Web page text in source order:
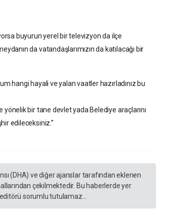
buyurun yerel bir televizyon da ilçe
da vatandaşlarımızın da katılacağı bir
hangi hayali ve yalan vaatler hazırladınız bu
bir tane devlet yada Belediye araçlarını
edileceksiniz.”
(DHA) ve diğer ajanslar tarafından eklenen
çekilmektedir. Bu haberlerde yer
sorumlu tutulamaz...